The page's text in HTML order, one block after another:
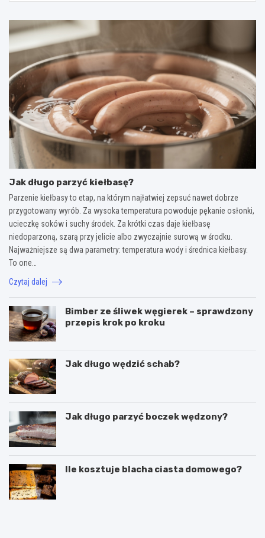
Jak długo parzyć kiełbasę?
Parzenie kiełbasy to etap, na którym najłatwiej zepsuć nawet dobrze
przygotowany wyrób. Za wysoka temperatura powoduje pękanie osłonki,
ucieczkę soków i suchy środek. Za krótki czas daje kiełbasę
niedoparzoną, szarą przy jelicie albo zwyczajnie surową w środku.
Najważniejsze są dwa parametry: temperatura wody i średnica kiełbasy.
To one…
Czytaj dalej
Bimber ze śliwek węgierek – sprawdzony
przepis krok po kroku
Jak długo wędzić schab?
Jak długo parzyć boczek wędzony?
Ile kosztuje blacha ciasta domowego?
C
P